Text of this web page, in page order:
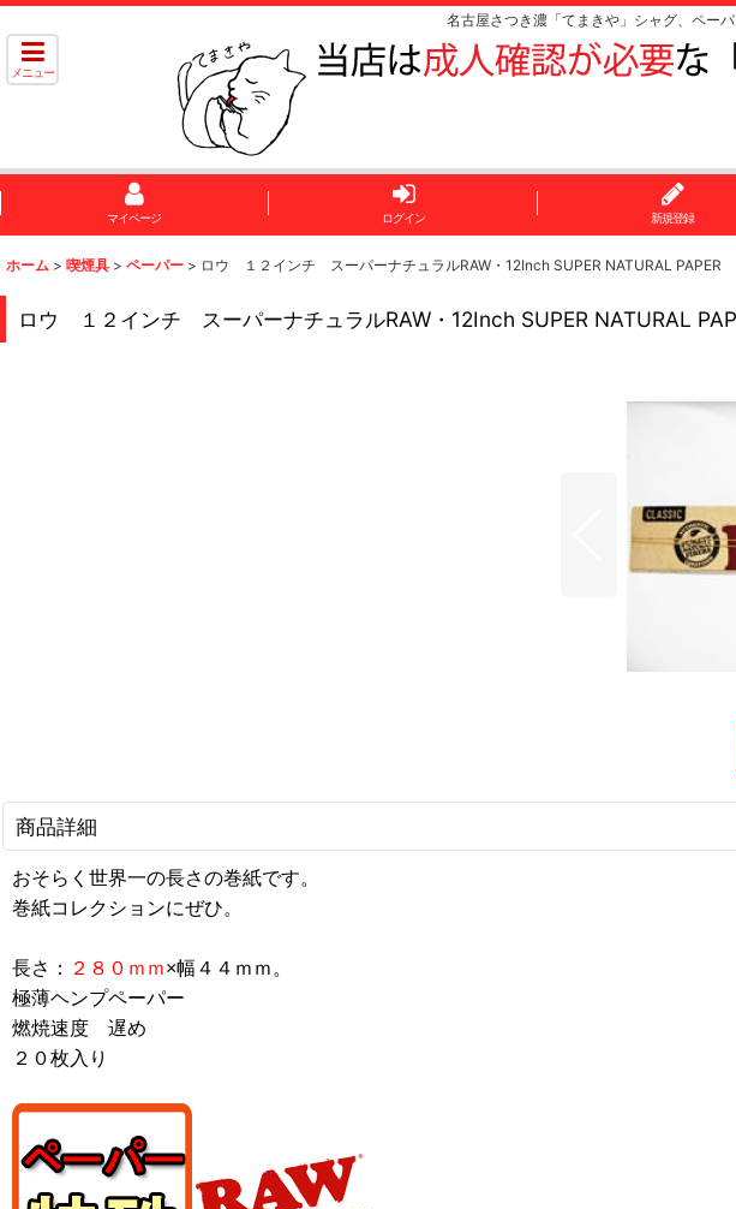
名古屋さつき濃「てまきや」シャグ、ペー
メニュー
マイページ ログイン 新規登録
ホーム > 喫煙具 > ペーパー > ロウ １２インチ スーパーナチュラルRAW・12Inch SUPER NATURAL PAPER
ロウ １２インチ スーパーナチュラルRAW・12Inch SUPER NATURAL
商品詳細
おそらく世界一の長さの巻紙です。
巻紙コレクションにぜひ。
長さ： ２８０ｍｍ×幅４４ｍｍ。
極薄ヘンプペーパー
燃焼速度 遅め
２０枚入り